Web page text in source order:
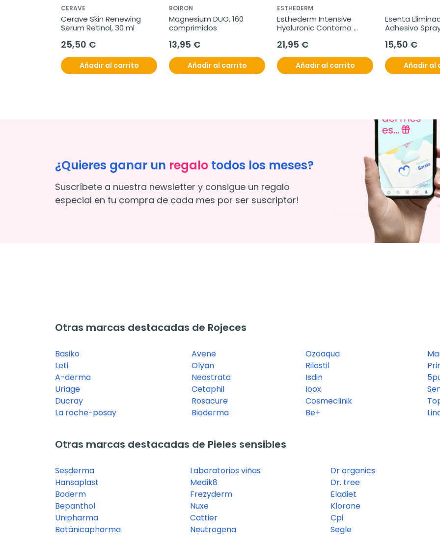
CERAVE
Cerave Skin Renewing
Serum Retinol, 30 ml
25,50 €
Añadir al carrito
BOIRON
Magnesium DUO, 160
comprimidos
13,95 €
Añadir al carrito
ESTHEDERM
Esthederm Intensive
Hyaluronic Contorno
21,95 €
Añadir al carrito
Esenta
Adhesivo
15,50 €
Añadir al
¿Quieres ganar un regalo todos los meses?
Suscríbete a nuestra newsletter y consigue un regalo
especial en tu compra de cada mes por ser suscriptor!
Otras marcas destacadas de Rojeces
Basiko
Leti
A-derma
Uriage
Ducray
La roche-posay
Avene
Olyan
Neostrata
Cetaphil
Rosacure
Bioderma
Ozoaqua
Rilastil
Isdin
Ioox
Cosmeclinik
Be+
Otras marcas destacadas de Pieles sensibles
Sesderma
Hansaplast
Boderm
Bepanthol
Unipharma
Botánicapharma
Laboratorios viñas
Medik8
Frezyderm
Nuxe
Cattier
Neutrogena
Dr organics
Dr. tree
Eladiet
Klorane
Cpi
Segle